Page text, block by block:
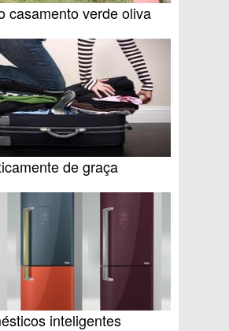
casamento verde oliva
de graça
inteligentes